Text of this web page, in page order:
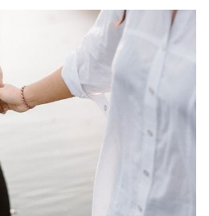
są fenomenalne
i czułości. Mężczyźni
w łóżku myślą, by spełnić
sobie, ale także swoim
wiedzieć, które znaki
górujące w
aż 5.